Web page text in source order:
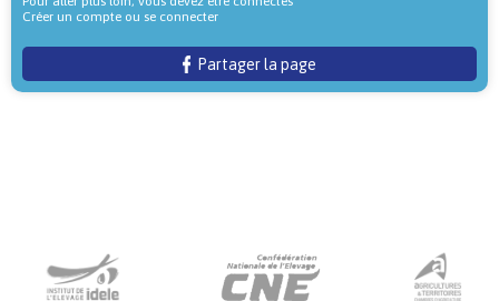
Créer un compte ou se connecter
Partager la page